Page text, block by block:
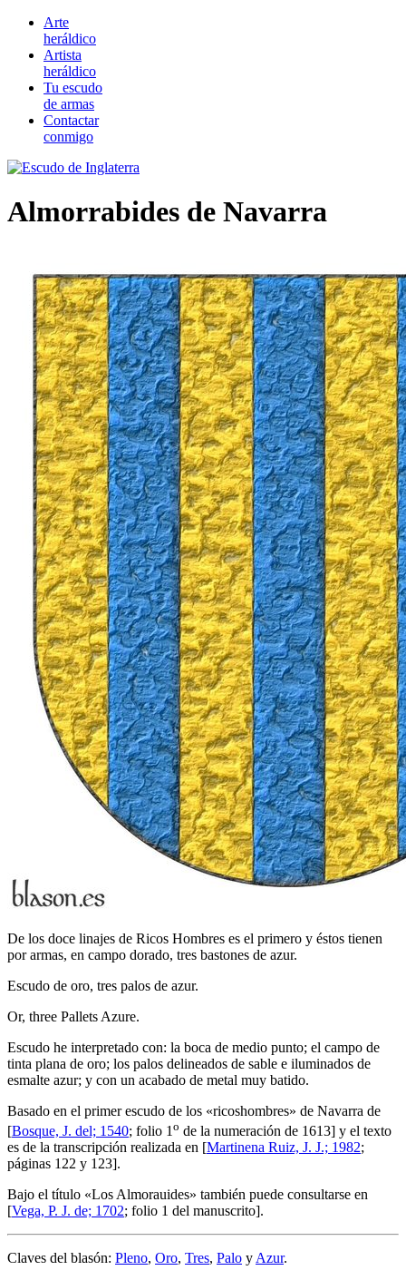
Arte
heráldico
Artista
heráldico
Tu escudo
de armas
Contactar
conmigo
Almorrabides de Navarra
De los doce linajes de Ricos Hombres es el primero y éstos tienen
por armas, en campo dorado, tres bastones de azur.
Escudo de oro, tres palos de azur.
Or, three Pallets Azure.
Escudo he interpretado con: la boca de medio punto; el campo de
tinta plana de oro; los palos delineados de sable e iluminados de
esmalte azur; y con un acabado de metal muy batido.
Basado en el primer escudo de los «ricoshombres» de Navarra de
[Bosque, J. del; 1540; folio 1 o de la numeración de 1613] y el texto
es de la transcripción realizada en [Martinena Ruiz, J. J.; 1982;
páginas 122 y 123].
Bajo el título «Los Almorauides» también puede consultarse en
[Vega, P. J. de; 1702; folio 1 del manuscrito].
Claves del blasón: Pleno, Oro, Tres, Palo y Azur.